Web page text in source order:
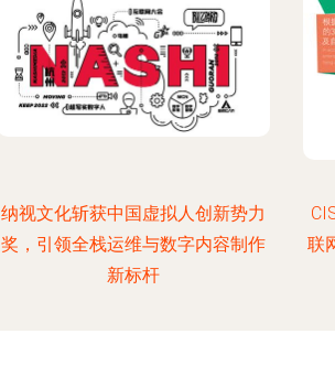
纳视文化斩获中国虚拟人创新势力
奖，引领全栈运维与数字内容制作
新标杆
联